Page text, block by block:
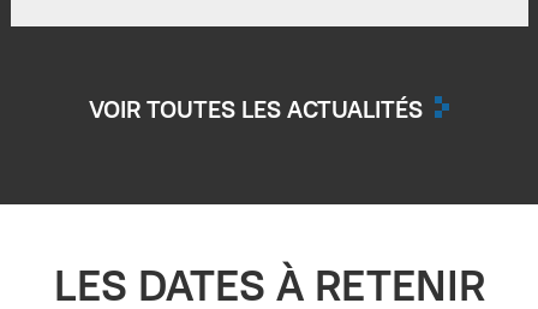
VOIR TOUTES LES ACTUALITÉS
LES DATES À RETENIR